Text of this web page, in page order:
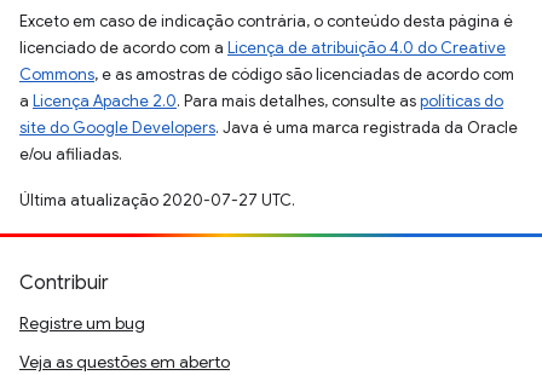
Exceto em caso de indicação contrária, o conteúdo desta página é
licenciado de acordo com a Licença de atribuição 4.0 do Creative
Commons, e as amostras de código são licenciadas de acordo com
a Licença Apache 2.0. Para mais detalhes, consulte aspolíticas do
site do Google Developers. Java é uma marca registrada da Oracle
e/ou afiliadas.
Última atualização 2020-07-27 UTC.
Contribuir
Registre um bug
Veja as questões em aberto